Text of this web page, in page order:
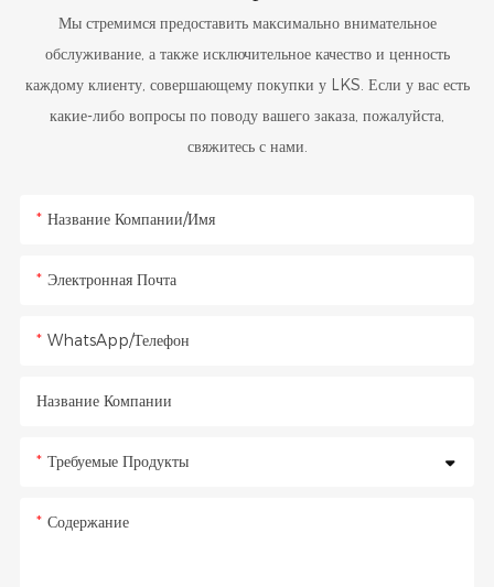
Мы стремимся предоставить максимально внимательное
обслуживание, а также исключительное качество и ценность
каждому клиенту, совершающему покупки у LKS. Если у вас есть
какие-либо вопросы по поводу вашего заказа, пожалуйста,
свяжитесь с нами.
Название Компании/Имя
Электронная Почта
WhatsApp/Телефон
Название Компании
Требуемые Продукты
Содержание